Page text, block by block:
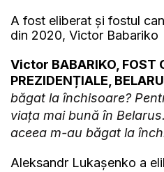
A fost eliberat și fostul
din 2020, Victor Babariko
Victor BABARIKO, FOST
PREZIDENȚIALE,
băgat la închisoare?
viața mai bună în
aceea m-au băgat la
Aleksandr Lukaşenko a